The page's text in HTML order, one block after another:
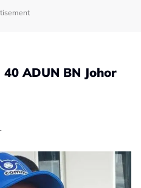
ADUN BN Johor